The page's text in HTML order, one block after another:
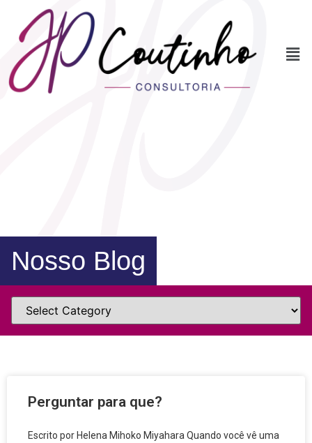
Nosso Blog
Perguntar para que?
Escrito por Helena Mihoko Miyahara Quando você vê uma